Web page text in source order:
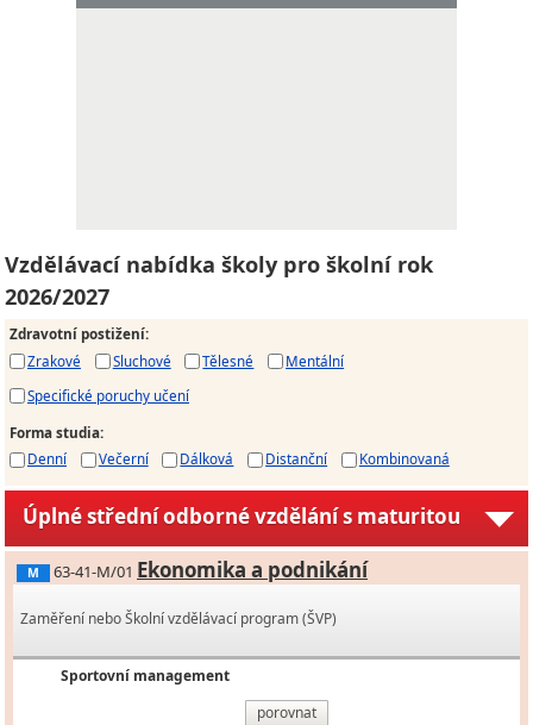
Vzdělávací nabídka školy pro školní rok
2026/2027
Zdravotní postižení:
Zrakové
Sluchové Tělesné
Mentální
Specifické poruchy učení
Forma studia:
Denní
Večerní Dálková Distanční Kombinovaná
Úplné střední odborné vzdělání s maturitou
M 63-41-M/01 Ekonomika a podnikání
Zaměření nebo Školní vzdělávací program (ŠVP)
Sportovní management
porovnat